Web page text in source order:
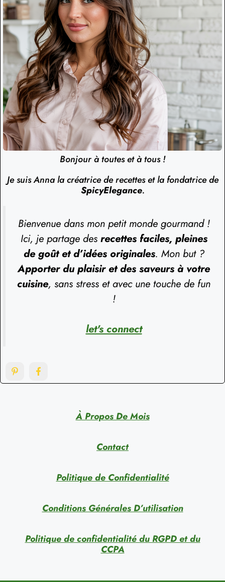
Bonjour à toutes et à tous !
Je suis Anna la créatrice de recettes et la fondatrice de
SpicyElegance.
Bienvenue dans mon petit monde gourmand !
Ici, je partage des recettes faciles, pleines
de goût et d’idées originales. Mon but ?
Apporter du plaisir et des saveurs à votre
cuisine, sans stress et avec une touche de fun
!
let's connect
À Propos De Mois
Contact
Politique de Confidentialité
Conditions Générales D’utilisation
Politique de confidentialité du RGPD et du
CCPA